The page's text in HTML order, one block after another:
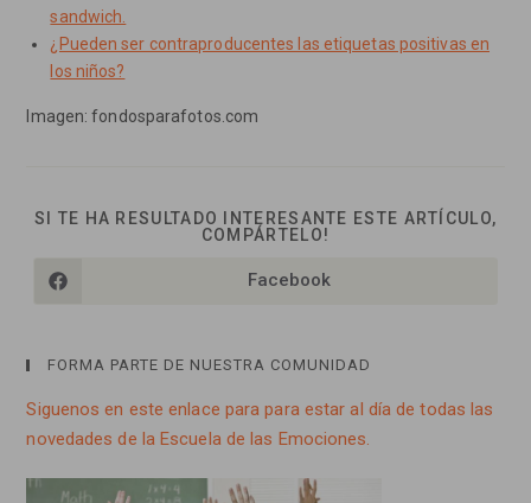
sandwich.
¿Pueden ser contraproducentes las etiquetas positivas en
los niños?
Imagen: fondosparafotos.com
SI TE HA RESULTADO INTERESANTE ESTE ARTÍCULO,
COMPÁRTELO!
Se
ventana
Facebook
FORMA PARTE DE NUESTRA COMUNIDAD
Siguenos en este enlace para para estar al día de todas las
novedades de la Escuela de las Emociones.